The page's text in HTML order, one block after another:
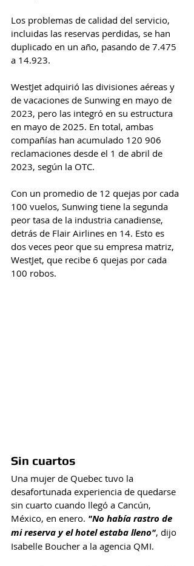
Los problemas de calidad del servicio,
incluidas las reservas perdidas, se han
duplicado en un año, pasando de 7.475
a 14.923.
WestJet adquirió las divisiones aéreas y
de vacaciones de Sunwing en mayo de
2023, pero las integró en su estructura
en mayo de 2025. En total, ambas
compañías han acumulado 120 906
reclamaciones desde el 1 de abril de
2023, según la OTC.
Con un promedio de 12 quejas por cada
100 vuelos, Sunwing tiene la segunda
peor tasa de la industria canadiense,
detrás de Flair Airlines en 14. Esto es
dos veces peor que su empresa matriz,
WestJet, que recibe 6 quejas por cada
100 robos.
Sin cuartos
Una mujer de Quebec tuvo la
desafortunada experiencia de quedarse
sin cuarto cuando llegó a Cancún,
México, en enero. "No había rastro de
mi reserva y el hotel estaba lleno", dijo
Isabelle Boucher a la agencia QMI.